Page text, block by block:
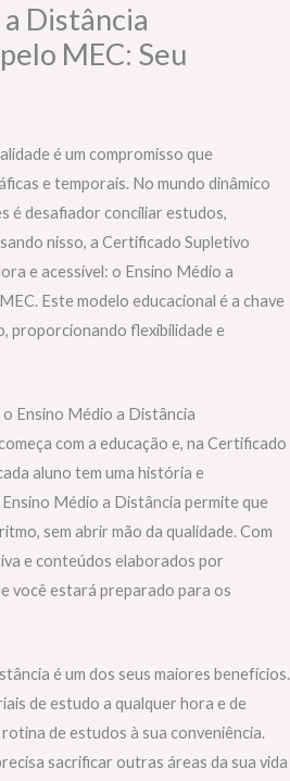
Distância
MEC: Seu
é um compromisso que
e temporais. No mundo dinâmico
é desafiador conciliar estudos,
nisso, a Certificado Supletivo
e acessível: o Ensino Médio a
Este modelo educacional é a chave
proporcionando flexibilidade e
Ensino Médio a Distância
com a educação e, na Certificado
aluno tem uma história e
Médio a Distância permite que
sem abrir mão da qualidade. Com
e conteúdos elaborados por
você estará preparado para os
é um dos seus maiores benefícios.
de estudo a qualquer hora e de
de estudos à sua conveniência.
sacrificar outras áreas da sua vida